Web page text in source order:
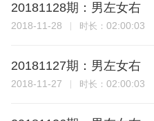
20181128期：男左女右
2018-11-28 时长： 02:00:03
20181127期：男左女右
2018-11-27 时长： 02:00:03